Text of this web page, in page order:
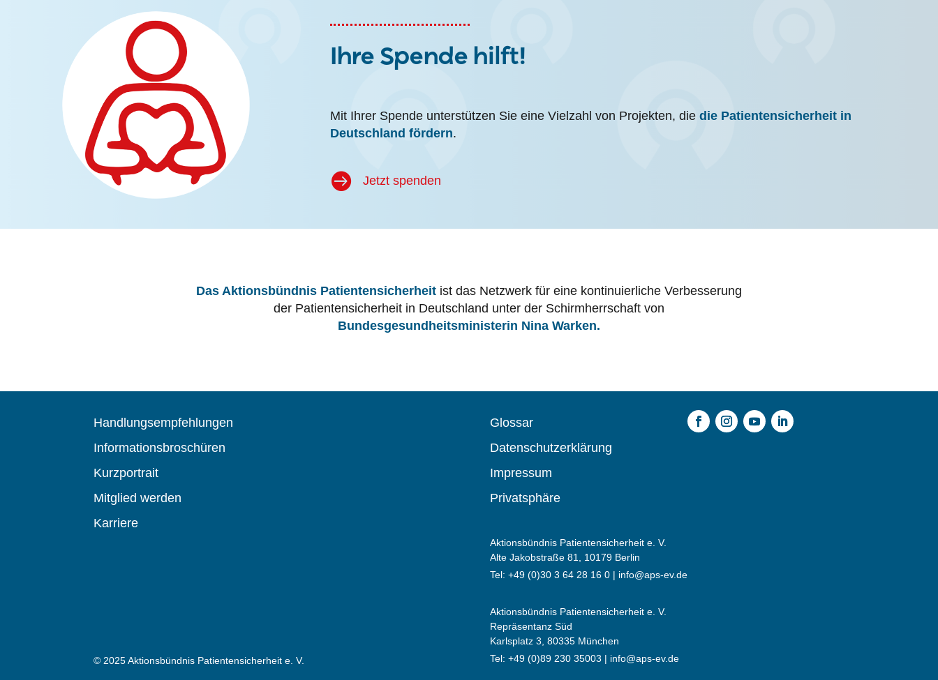
Ihre Spende hilft!
Mit Ihrer Spende unterstützen Sie eine Vielzahl von Projekten, die die Patientensicherheit in
Deutschland fördern.
Jetzt spenden
Das Aktionsbündnis Patientensicherheit ist das Netzwerk für eine kontinuierliche Verbesserung
der Patientensicherheit in Deutschland unter der Schirmherrschaft von
Bundesgesundheitsministerin Nina Warken.
Handlungsempfehlungen
Informationsbroschüren
Kurzportrait
Mitglied werden
Karriere
Glossar
Datenschutzerklärung
Impressum
Privatsphäre
© 2025 Aktionsbündnis Patientensicherheit e. V.
Aktionsbündnis Patientensicherheit e. V.
Alte Jakobstraße 81, 10179 Berlin
Tel: +49 (0)30 3 64 28 16 0 | info@aps-ev.de
Aktionsbündnis Patientensicherheit e. V.
Repräsentanz Süd
Karlsplatz 3, 80335 München
Tel: +49 (0)89 230 35003 | info@aps-ev.de